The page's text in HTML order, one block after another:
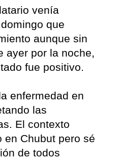
venía
que
aunque sin
ayer por la noche,
fue positivo.
enfermedad en
las
El contexto
en Chubut pero sé
de todos